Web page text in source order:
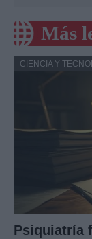
Más
CIENCIA Y
Psiquiatría